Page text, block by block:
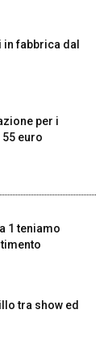
fabbrica dal
per i
euro
1 teniamo
tra show ed